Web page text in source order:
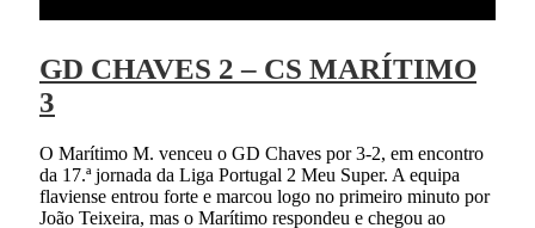
GD CHAVES 2 – CS MARÍTIMO
3
O Marítimo M. venceu o GD Chaves por 3-2, em encontro
da 17.ª jornada da Liga Portugal 2 Meu Super. A equipa
flaviense entrou forte e marcou logo no primeiro minuto por
João Teixeira, mas o Marítimo respondeu e chegou ao